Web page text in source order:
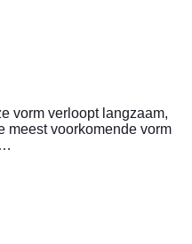
vorm verloopt langzaam,
meest voorkomende vorm